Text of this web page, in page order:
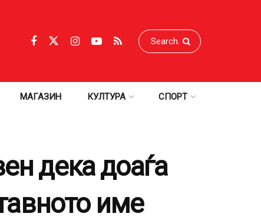
МАГАЗИН КУЛТУРА СПОРТ
дека доаѓа
име